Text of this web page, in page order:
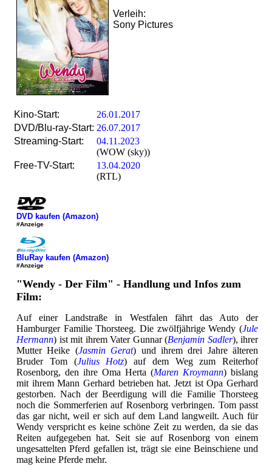
Verleih:
Sony Pictures
Kino-Start:
26.01.2017
DVD/Blu-ray-Start: 26.07.2017
Streaming-Start:
04.11.2023
(WOW (sky))
Free-TV-Start:
13.04.2020
(RTL)
DVD kaufen (Amazon)
#Anzeige
BluRay kaufen (Amazon)
#Anzeige
"Wendy - Der Film" - Handlung und Infos zum
Film:
Auf einer Landstraße in Westfalen fährt das Auto der
Hamburger Familie Thorsteeg. Die zwölfjährige Wendy (Jule
Hermann) ist mit ihrem Vater Gunnar (Benjamin Sadler), ihrer
Mutter Heike (Jasmin Gerat) und ihrem drei Jahre älteren
Bruder Tom (Julius Hotz) auf dem Weg zum Reiterhof
Rosenborg, den ihre Oma Herta (Maren Kroymann) bislang
mit ihrem Mann Gerhard betrieben hat. Jetzt ist Opa Gerhard
gestorben. Nach der Beerdigung will die Familie Thorsteeg
noch die Sommerferien auf Rosenborg verbringen. Tom passt
das gar nicht, weil er sich auf dem Land langweilt. Auch für
Wendy verspricht es keine schöne Zeit zu werden, da sie das
Reiten aufgegeben hat. Seit sie auf Rosenborg von einem
ungesattelten Pferd gefallen ist, trägt sie eine Beinschiene und
mag keine Pferde mehr.